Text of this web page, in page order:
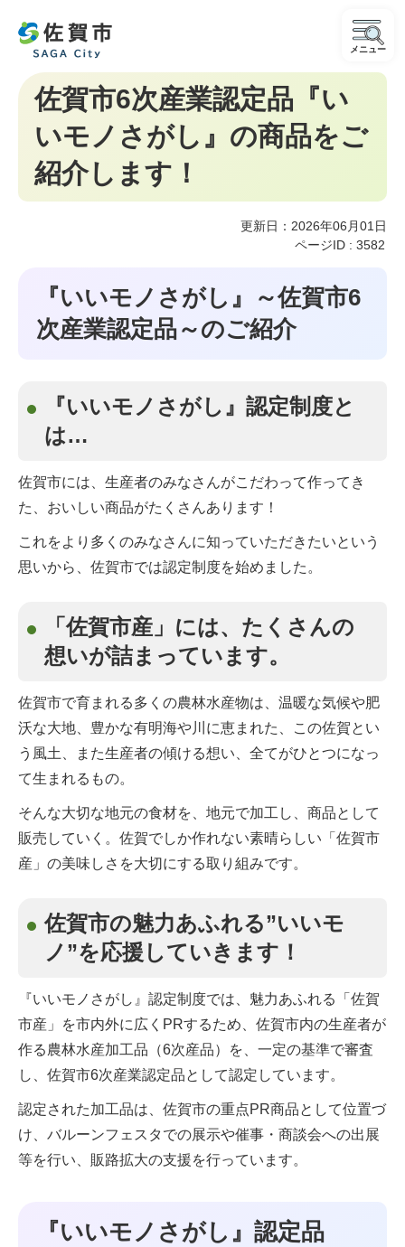
メニュー
佐賀市6次産業認定品『い
いモノさがし』の商品をご
紹介します！
更新日：2026年06月01日
ページID : 3582
『いいモノさがし』～佐賀市6
次産業認定品～のご紹介
『いいモノさがし』認定制度と
は…
佐賀市には、生産者のみなさんがこだわって作ってき
た、おいしい商品がたくさんあります！
これをより多くのみなさんに知っていただきたいという
思いから、佐賀市では認定制度を始めました。
「佐賀市産」には、たくさんの
想いが詰まっています。
佐賀市で育まれる多くの農林水産物は、温暖な気候や肥
沃な大地、豊かな有明海や川に恵まれた、この佐賀とい
う風土、また生産者の傾ける想い、全てがひとつになっ
て生まれるもの。
そんな大切な地元の食材を、地元で加工し、商品として
販売していく。佐賀でしか作れない素晴らしい「佐賀市
産」の美味しさを大切にする取り組みです。
佐賀市の魅力あふれる”いいモ
ノ”を応援していきます！
『いいモノさがし』認定制度では、魅力あふれる「佐賀
市産」を市内外に広くPRするため、佐賀市内の生産者が
作る農林水産加工品（6次産品）を、一定の基準で審査
し、佐賀市6次産業認定品として認定しています。
認定された加工品は、佐賀市の重点PR商品として位置づ
け、バルーンフェスタでの展示や催事・商談会への出展
等を行い、販路拡大の支援を行っています。
『いいモノさがし』認定品